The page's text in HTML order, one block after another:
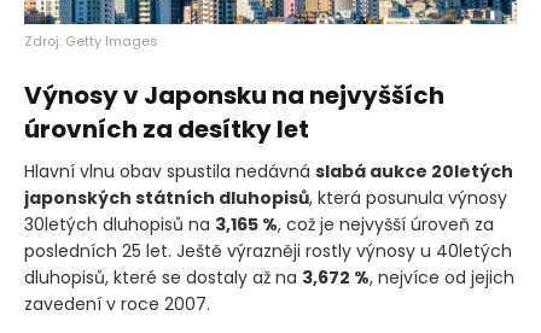
Zdroj: Getty Images
Výnosy v Japonsku na nejvyšších
úrovních za desítky let
Hlavní vlnu obav spustila nedávná slabá aukce 20letých
japonských státních dluhopisů, která posunula výnosy
30letých dluhopisů na 3,165 %, což je nejvyšší úroveň za
posledních 25 let. Ještě výrazněji rostly výnosy u 40letých
dluhopisů, které se dostaly až na 3,672 %, nejvíce od jejich
zavedení v roce 2007.